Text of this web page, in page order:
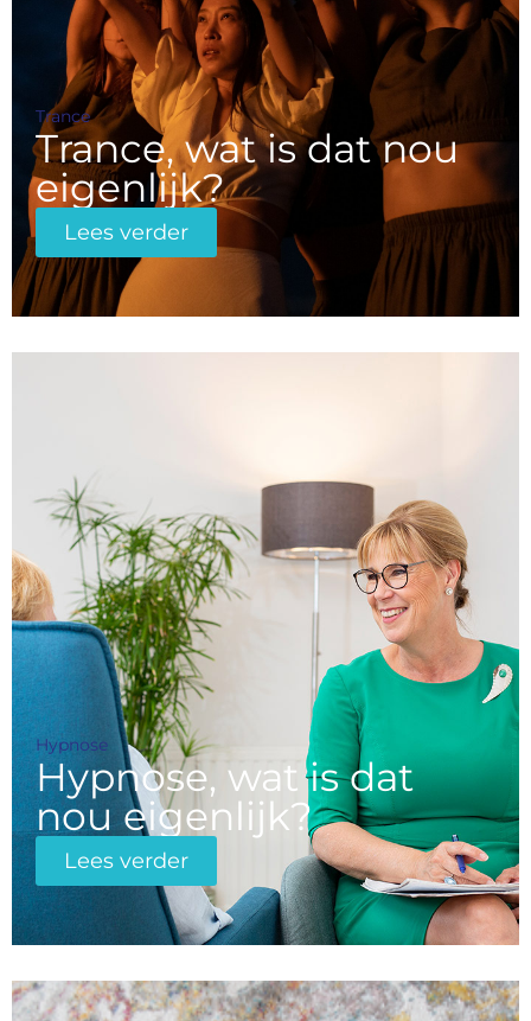
Trance
Trance, wat is dat nou
eigenlijk?
Lees verder
Hypnose
Hypnose, wat is dat
nou eigenlijk?
Lees verder